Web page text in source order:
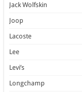
Jack Wolfskin
Joop
Lacoste
Lee
Levi’s
Longchamp